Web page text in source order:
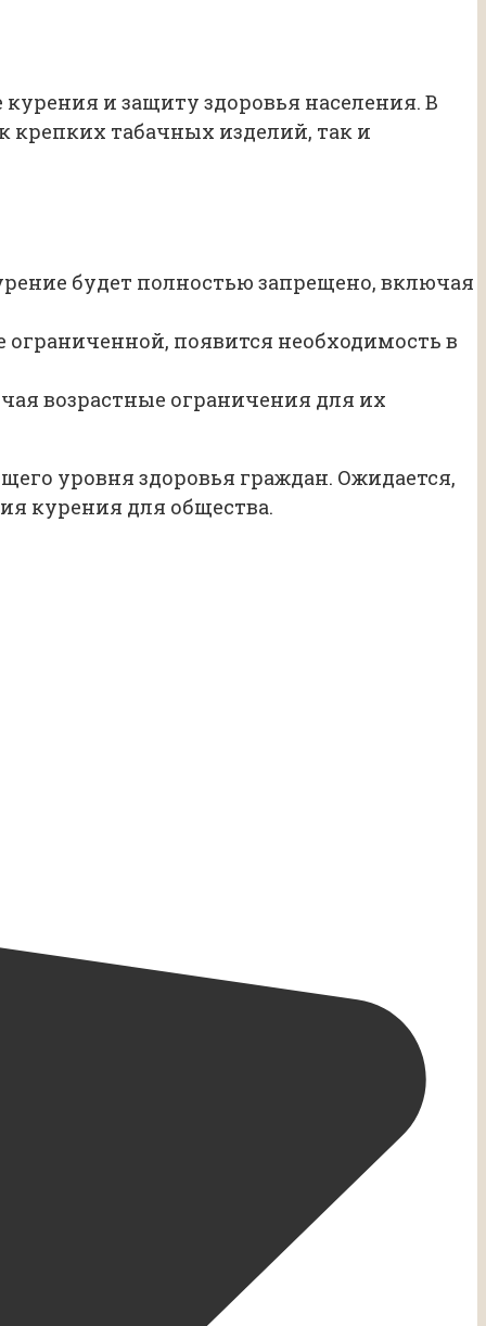
и защиту здоровья населения. В
крепких табачных изделий, так и
будет полностью запрещено, включая
появится необходимость в
возрастные ограничения для их
уровня здоровья граждан. Ожидается,
курения для общества.